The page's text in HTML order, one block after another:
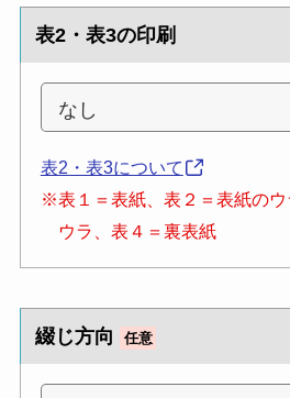
表2・表3の印刷
表2・表3について
※表１＝表紙、表２＝表紙の
ウラ、表４＝裏表紙
綴じ方向 任意